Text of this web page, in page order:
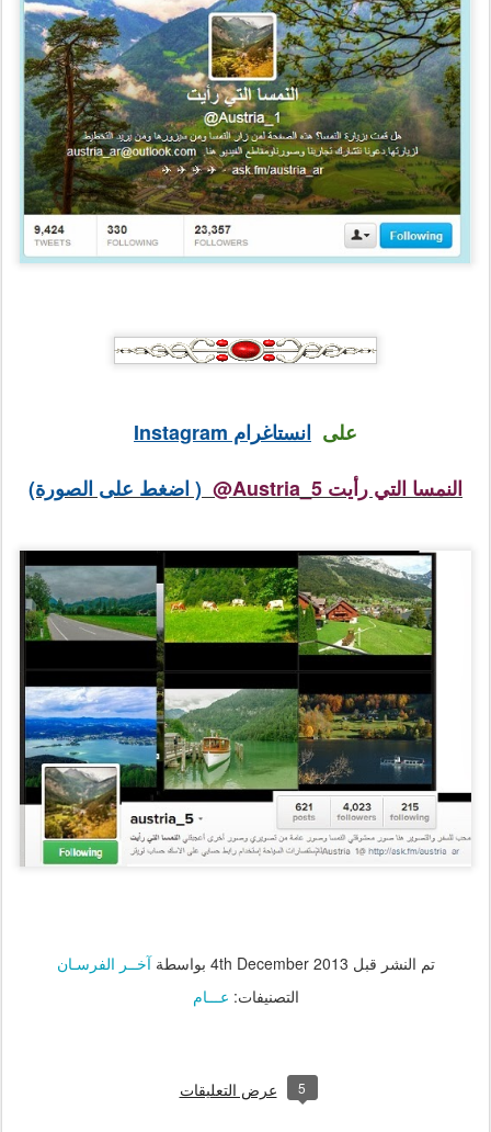
على انستاغرام Instagram
النمسا التي رأيت Austria_5@
( اضغط على الصورة)
تم النشر قبل 4th December 2013 بواسطةآخــر الفرسـان
التصنيفات: عـــام
5 عرض التعليقات